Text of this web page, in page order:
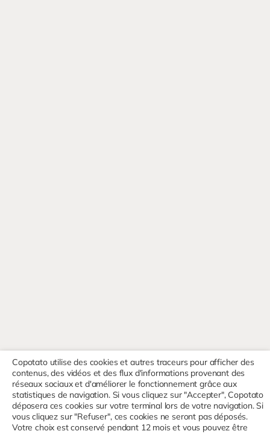
Copotato utilise des cookies et autres traceurs pour afficher des
contenus, des vidéos et des flux d'informations provenant des
réseaux sociaux et d'améliorer le fonctionnement grâce aux
statistiques de navigation. Si vous cliquez sur "Accepter", Copotato
déposera ces cookies sur votre terminal lors de votre navigation. Si
vous cliquez sur "Refuser", ces cookies ne seront pas déposés.
Votre choix est conservé pendant 12 mois et vous pouvez être